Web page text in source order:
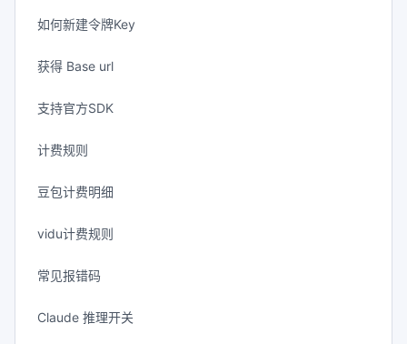
如何新建令牌Key
获得 Base url
支持官方SDK
计费规则
豆包计费明细
vidu计费规则
常见报错码
Claude 推理开关